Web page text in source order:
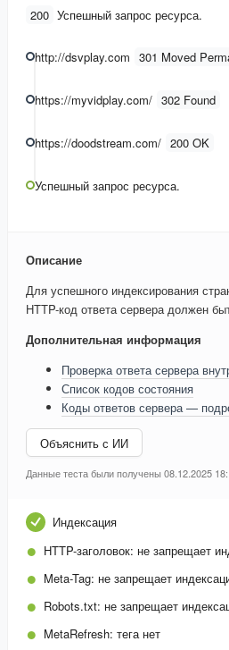
200 Успешный запрос ресурса.
http://dsvplay.com 301 Moved
https://myvidplay.com/ 302 Found
https://doodstream.com/ 200 OK
Успешный запрос ресурса.
Описание
Для успешного индексирования
HTTP-код ответа сервера должен
Дополнительная информация
Проверка ответа сервера
Список кодов состояния
Коды ответов сервера —
Объяснить с ИИ
Данные теста были получены 08.12.2025
Индексация
HTTP-заголовок: не запрещает
Meta-Tag: не запрещает
Robots.txt: не запрещает
MetaRefresh: тега нет